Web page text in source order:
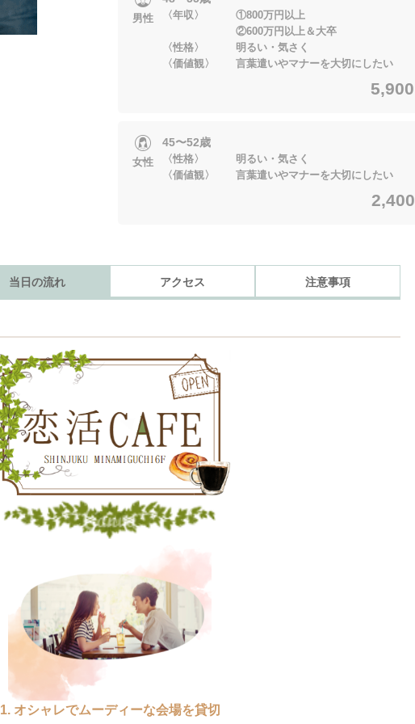
男性
〈年収〉 ①800万円以上
②600万円以上＆大卒
〈性格〉 明るい・気さく
〈価値観〉 言葉遣いやマナーを大切にしたい
5,900
女性
45〜52歳
〈性格〉 明るい・気さく
〈価値観〉 言葉遣いやマナーを大切にしたい
2,400
当日の流れ アクセス 注意事項
1. オシャレでムーディーな会場を貸切